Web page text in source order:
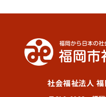
社会福祉法人